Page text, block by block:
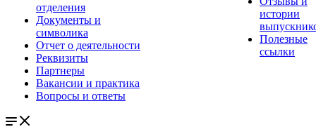
отделения
Документы и
символика
Отчет о деятельности
Реквизиты
Партнеры
Вакансии и практика
Вопросы и ответы
истории
Полезные
ссылки